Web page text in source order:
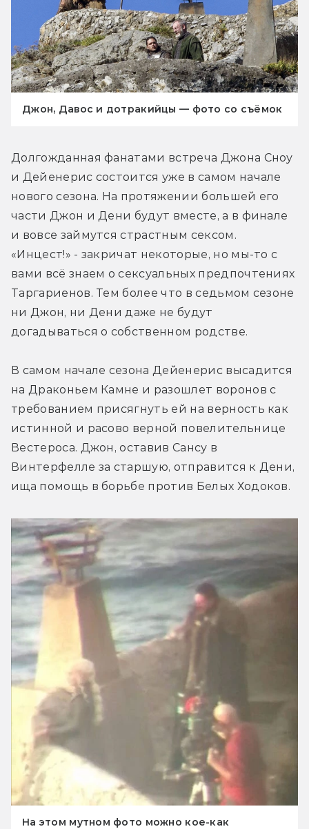
Джон, Давос и дотракийцы — фото со съёмок
Долгожданная фанатами встреча Джона Сноу
и Дейенерис состоится уже в самом начале
нового сезона. На протяжении большей его
части Джон и Дени будут вместе, а в финале
и вовсе займутся страстным сексом.
«Инцест!» - закричат некоторые, но мы-то с
вами всё знаем о сексуальных предпочтениях
Таргариенов. Тем более что в седьмом сезоне
ни Джон, ни Дени даже не будут
догадываться о собственном родстве.
В самом начале сезона Дейенерис высадится
на Драконьем Камне и разошлет воронов с
требованием присягнуть ей на верность как
истинной и расово верной повелительнице
Вестероса. Джон, оставив Сансу в
Винтерфелле за старшую, отправится к Дени,
ища помощь в борьбе против Белых Ходоков.
На этом мутном фото можно кое-как